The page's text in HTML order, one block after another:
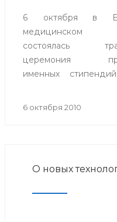
6 октября в
медицинском
состоялась
церемония
именных
Башкортостан. В
присуждении
6 октября 2010
О новых